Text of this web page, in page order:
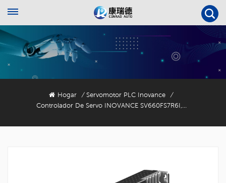
Hogar / Servomotor PLC Inovance
/